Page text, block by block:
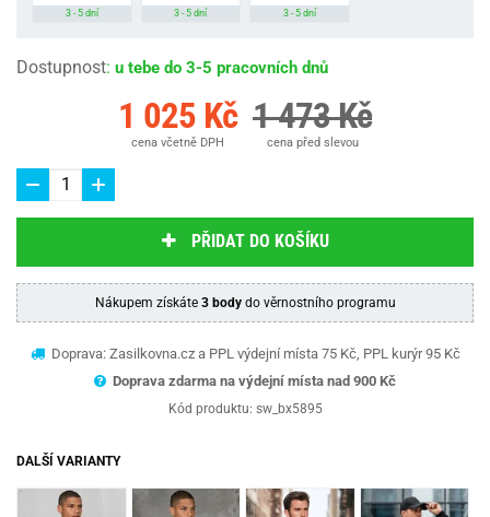
3 - 5 dní 3 - 5 dní 3 - 5 dní
Dostupnost: u tebe do 3-5 pracovních dnů
1 025 Kč
cena včetně DPH
1 473 Kč
cena před slevou
PŘIDAT DO KOŠÍKU
Nákupem získáte 3 bodydo věrnostního programu
Doprava: Zasilkovna.cz a PPL výdejní místa 75 Kč, PPL kurýr 95 Kč
Doprava zdarma na výdejní místa nad 900 Kč
Kód produktu: sw_bx5895
DALŠÍ VARIANTY